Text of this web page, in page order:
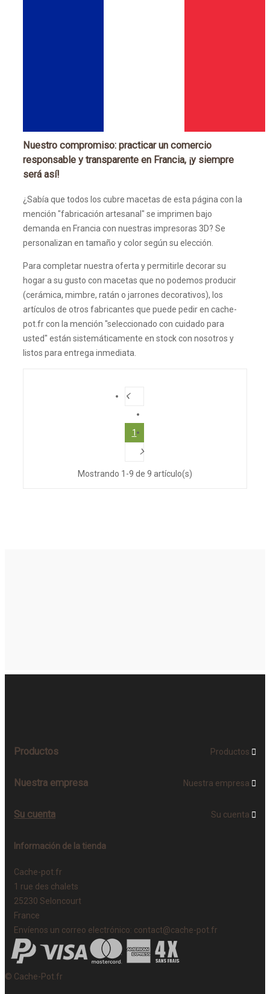
Nuestro compromiso: practicar un comercio
responsable y transparente en Francia, ¡y siempre
será así!
¿Sabía que todos los cubre macetas de esta página con la
mención "fabricación artesanal" se imprimen bajo
demanda en Francia con nuestras impresoras 3D? Se
personalizan en tamaño y color según su elección.
Para completar nuestra oferta y permitirle decorar su
hogar a su gusto con macetas que no podemos producir
(cerámica, mimbre, ratán o jarrones decorativos), los
artículos de otros fabricantes que puede pedir en cache-
pot.fr con la mención "seleccionado con cuidado para
usted" están sistemáticamente en stock con nosotros y
listos para entrega inmediata.
1
Mostrando 1-9 de 9 artículo(s)
Productos Productos 
Nuestra empresa Nuestra empresa 
Su cuenta Su cuenta 
Información de la tienda
Cache-pot.fr
1 rue des chalets
25230 Seloncourt
France
Envíenos un correo electrónico: contact@cache-pot.fr
© Cache-Pot.fr